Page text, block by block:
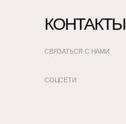
КОНТАКТЫ
СВЯЗАТЬСЯ С НАМИ
СОЦСЕТИ